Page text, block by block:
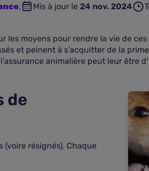
. Mis à jour le 24 nov. 2024
moyens pour rendre la vie de
et peinent à s’acquitter de la
animalière peut leur être
de
résignés). Chaque